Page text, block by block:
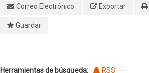
Correo Electrónico
Exportar
Guardar
Herramientas de búsqueda: RSS —